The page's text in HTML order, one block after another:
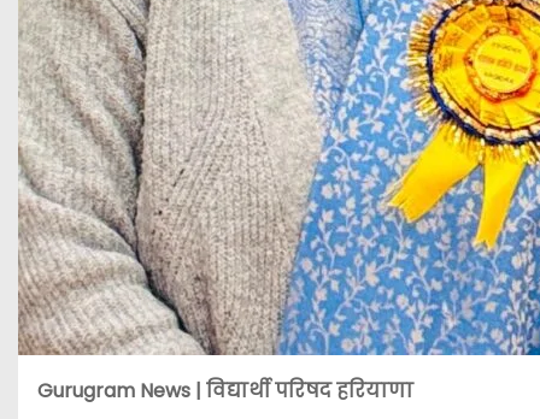
Gurugram News | विद्यार्थी परिषद हरियाणा